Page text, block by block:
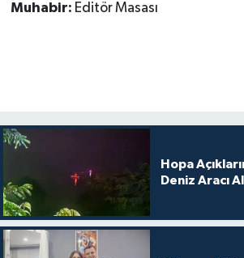
Muhabir: Editör Masası
Hopa
Deniz Aracı